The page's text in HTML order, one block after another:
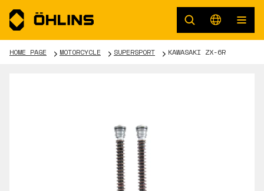
HOME PAGE MOTORCYCLE SUPERSPORT KAWASAKI ZX-6R